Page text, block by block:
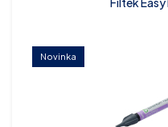
Novinka